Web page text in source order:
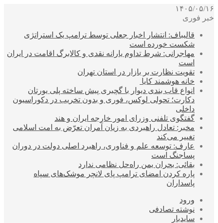
۱۴۰۵/۰۵/۱۶
خبر فوری
قالیباف: انتشار اخبار جعلی توسط ترامپ یک استراتژی
شکست خورده است
مهاجرانی: شرط تداوم یارانه نقدی و کالابرگ اقامت در ایران
است
تقویت نظارت بر بازار در استان تهران
خانه هوشمند کایا
انواع قاب بندی دیوار با گچبری پیش ساخته پلی یورتان
دکارت؛ تحولی لوکس، فوری و بدون تخریب در دکوراسیون
داخلی
گفتگوی تلفنی وزرای امور خارجه ایران و هند
مخبر: تعادل راهبردی به زیان آمران تعرّض به امت اسلامی
تغییر می‌کند
عارف: توسعه علم و فناوری، راهبرد اصلی دولت در دوران
پساجنگ است
بقائی: بحران یمن راه‌حل نظامی ندارد
پاره کردن امضای ترامپ پای لانچر موشک‌های سپاه
پاسداران
ورود
نوشته تصادفی
سایدبار